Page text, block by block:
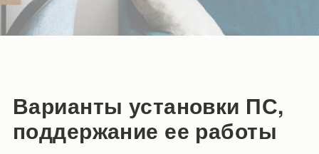
Варианты установки ПС,
поддержание ее работы